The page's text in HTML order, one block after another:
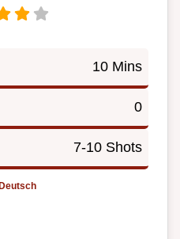
10 Mins
0
7-10 Shots